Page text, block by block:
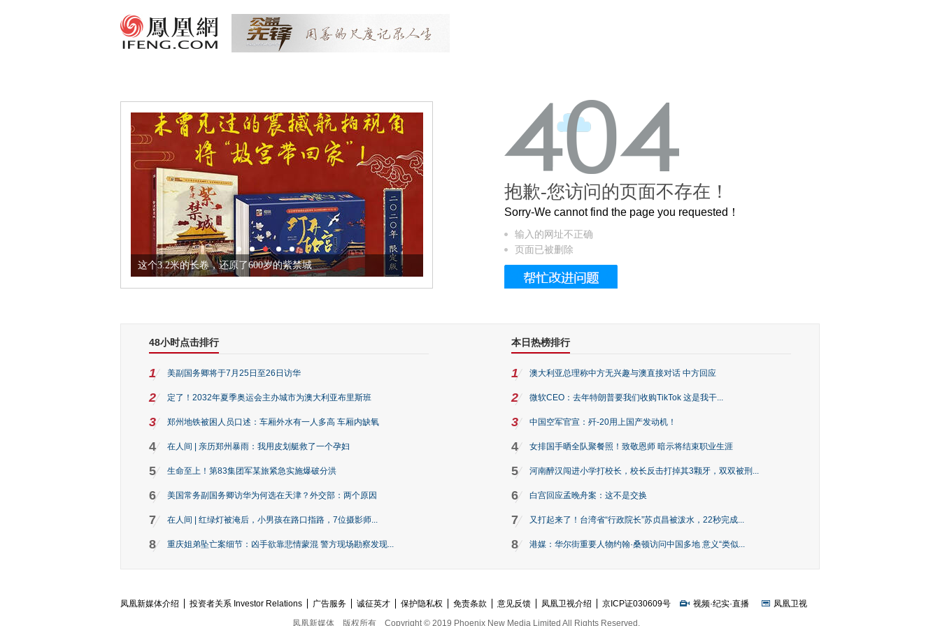
这个3.2米的长卷，还原了600岁的紫禁城 曲奇届的“爱马仕”把你的爱封在罐子里送给TA
抱歉-您访问的页面不存在！
Sorry-We cannot find the page you requested！
输入的网址不正确
页面已被删除
48小时点击排行
1 美副国务卿将于7月25日至26日访华
2 定了！2032年夏季奥运会主办城市为澳大利亚布里斯班
3 郑州地铁被困人员口述：车厢外水有一人多高 车厢内缺氧
4 在人间 | 亲历郑州暴雨：我用皮划艇救了一个孕妇
5 生命至上！第83集团军某旅紧急实施爆破分洪
6 美国常务副国务卿访华为何选在天津？外交部：两个原因
7 在人间 | 红绿灯被淹后，小男孩在路口指路，7位摄影师...
8 重庆姐弟坠亡案细节：凶手欲靠悲情蒙混 警方现场勘察发现...
本日热榜排行
1 澳大利亚总理称中方无兴趣与澳直接对话 中方回应
2 微软CEO：去年特朗普要我们收购TikTok 这是我干...
3 中国空军官宣：歼-20用上国产发动机！
4 女排国手晒全队聚餐照！致敬恩师 暗示将结束职业生涯
5 河南醉汉闯进小学打校长，校长反击打掉其3颗牙，双双被刑...
6 白宫回应孟晚舟案：这不是交换
7 又打起来了！台湾省“行政院长”苏贞昌被泼水，22秒完成...
8 港媒：华尔街重要人物约翰·桑顿访问中国多地 意义“类似...
凤凰新媒体介绍 投资者关系 Investor Relations 广告服务 诚征英才 保护隐私权 免责条款 意见反馈 凤凰卫视介绍 京ICP证030609号 视频·纪实·直播
凤凰卫视
凤凰新媒体
版权所有 Copyright © 2019 Phoenix New Media Limited All Rights Reserved.